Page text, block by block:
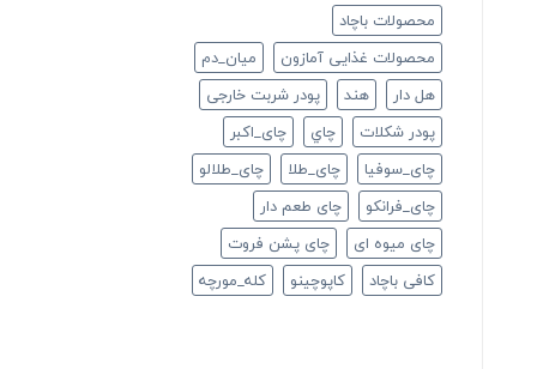
محصولات باچاد
محصولات غذایی آمازون
ميان_دم
هل دار
هند
پودر شربت خارجی
پودر شکلات
چاي
چای_اکبر
چای_سوفیا
چای_طلا
چای_طلالو
چای_فرانكو
چای طعم دار
چای میوه ای
چای پشن فروت
کافی باچاد
کاپوچینو کله_مورچه